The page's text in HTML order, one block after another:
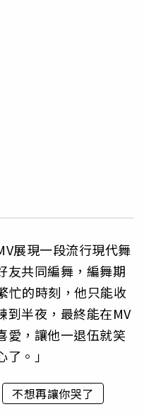
展現一段流行現代舞
友共同編舞，編舞期
忙的時刻，他只能收
到半夜，最終能在MV
愛，讓他一退伍就笑
。」
不想再讓你哭了